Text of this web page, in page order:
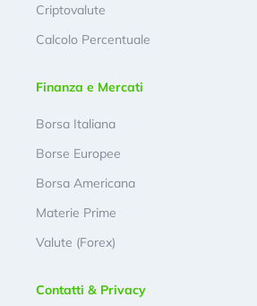
Criptovalute
Calcolo Percentuale
Finanza e Mercati
Borsa Italiana
Borse Europee
Borsa Americana
Materie Prime
Valute (Forex)
Contatti & Privacy